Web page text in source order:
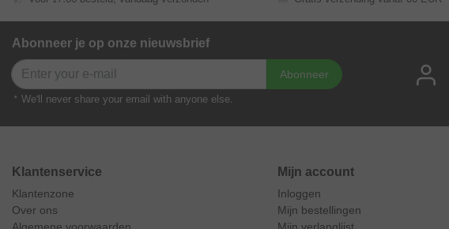
Abonneer je op onze nieuwsbrief
Abonneer
* We'll never share your email with anyone else.
Klantenservice
Klantenzone
Over ons
Mijn account
Inloggen
Mijn bestellingen